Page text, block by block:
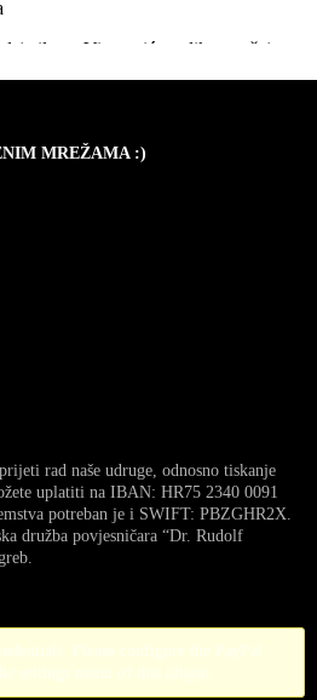
MREŽAMA :)
rad naše udruge, odnosno tiskanje
uplatiti na IBAN: HR75 2340 0091
potreban je i SWIFT: PBZGHR2X.
družba povjesničara “Dr. Rudolf